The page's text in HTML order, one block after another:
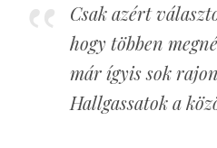
Csak azért
hogy többen
már ígyis sok
Hallgassatok a